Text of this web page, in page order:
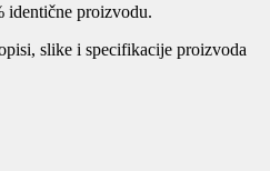
identične proizvodu.
slike i specifikacije proizvoda